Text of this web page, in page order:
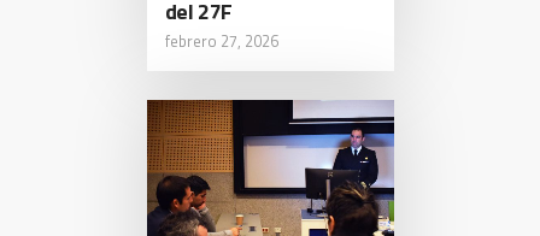
del 27F
febrero 27, 2026